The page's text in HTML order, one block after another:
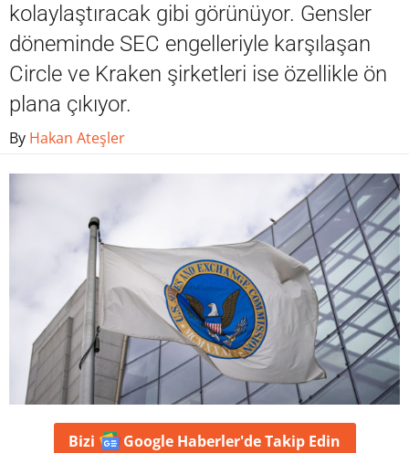
kolaylaştıracak gibi görünüyor. Gensler
döneminde SEC engelleriyle karşılaşan
Circle ve Kraken şirketleri ise özellikle ön
plana çıkıyor.
By Hakan Ateşler
Bizi Google Haberler'deTakip Edin